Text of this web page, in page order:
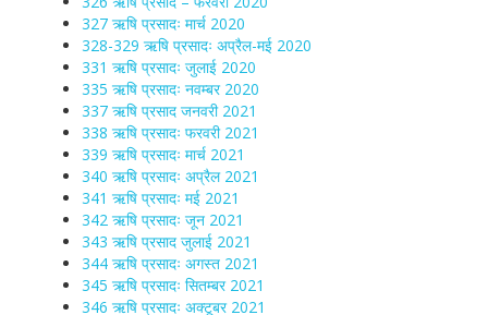
327 ऋषि प्रसादः मार्च 2020
328-329 ऋषि प्रसादः अप्रैल-मई 2020
331 ऋषि प्रसादः जुलाई 2020
335 ऋषि प्रसादः नवम्बर 2020
337 ऋषि प्रसाद जनवरी 2021
338 ऋषि प्रसादः फरवरी 2021
339 ऋषि प्रसादः मार्च 2021
340 ऋषि प्रसादः अप्रैल 2021
341 ऋषि प्रसादः मई 2021
342 ऋषि प्रसादः जून 2021
343 ऋषि प्रसाद जुलाई 2021
344 ऋषि प्रसादः अगस्त 2021
345 ऋषि प्रसादः सितम्बर 2021
346 ऋषि प्रसादः अक्टूबर 2021